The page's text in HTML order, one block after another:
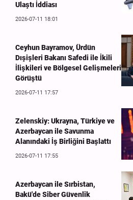
Ulaştı İddiası
2026-07-11 18:01
Ceyhun Bayramov, Ürdün
Dışişleri Bakanı Safedi ile İkili
İlişkileri ve Bölgesel Gelişmeleri
Görüştü
2026-07-11 17:57
Zelenskiy: Ukrayna, Türkiye ve
Azerbaycan ile Savunma
Alanındaki İş Birliğini Başlattı
2026-07-11 17:55
Azerbaycan ile Sırbistan,
Bakü'de Siber Güvenlik